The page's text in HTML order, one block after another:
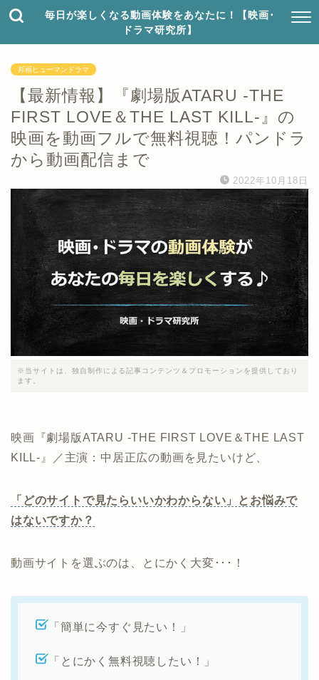
毎日が楽しくなる動画体験をあなたに！【映画･
ドラマ研究所】
邦画ヒューマンドラマ
【最新情報】『劇場版ATARU ‐THE
FIRST LOVE＆THE LAST KILL‐』の
映画を動画フルで無料視聴！パンドラ
から動画配信まで
2022年10月18日
※当サイトは、独自制作による記事コンテンツ＆プロモーションを提供しており
ます。
映画『劇場版ATARU ‐THE FIRST LOVE＆THE LAST
KILL‐』／主演：中居正広の動画を見たいけど、
「どのサイトで見たらいいかわからない」とお悩みで
はないですか？
動画サイトを選ぶのは、とにかく大変･･･！
「簡単に今すぐ見たい！」
「とにかく無料視聴したい！」